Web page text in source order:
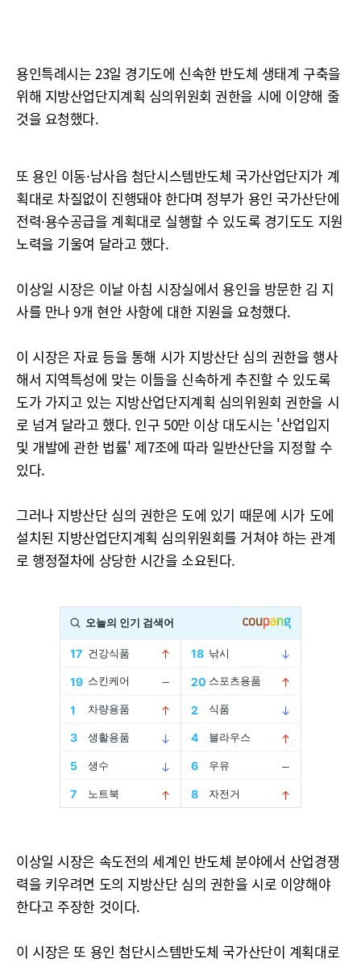
용인특례시는 23일 경기도에 신속한 반도체 생태계 구축을
위해 지방산업단지계획 심의위원회 권한을 시에 이양해 줄
것을 요청했다.
또 용인 이동·남사읍 첨단시스템반도체 국가산업단지가 계
획대로 차질없이 진행돼야 한다며 정부가 용인 국가산단에
전력·용수공급을 계획대로 실행할 수 있도록 경기도도 지원
노력을 기울여 달라고 했다.
이상일 시장은 이날 아침 시장실에서 용인을 방문한 김 지
사를 만나 9개 현안 사항에 대한 지원을 요청했다.
이 시장은 자료 등을 통해 시가 지방산단 심의 권한을 행사
해서 지역특성에 맞는 이들을 신속하게 추진할 수 있도록
도가 가지고 있는 지방산업단지계획 심의위원회 권한을 시
로 넘겨 달라고 했다. 인구 50만 이상 대도시는 '산업입지
및 개발에 관한 법률' 제7조에 따라 일반산단을 지정할 수
있다.
그러나 지방산단 심의 권한은 도에 있기 때문에 시가 도에
설치된 지방산업단지계획 심의위원회를 거쳐야 하는 관계
로 행정절차에 상당한 시간을 소요된다.
이상일 시장은 속도전의 세계인 반도체 분야에서 산업경쟁
력을 키우려면 도의 지방산단 심의 권한을 시로 이양해야
한다고 주장한 것이다.
이 시장은 또 용인 첨단시스템반도체 국가산단이 계획대로